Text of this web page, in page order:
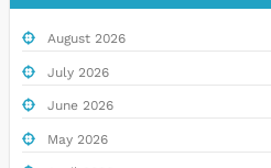
August 2026
July 2026
June 2026
May 2026